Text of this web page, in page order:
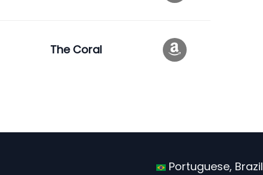
The Coral
Portuguese, Brazil